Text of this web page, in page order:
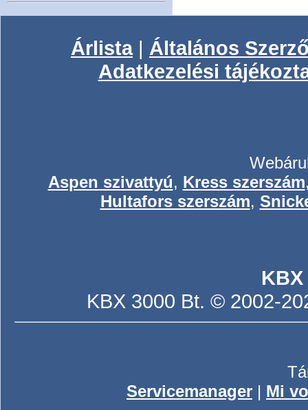
Árlista| Általános
Adatkezelési
Aspen szivattyú, Kress szerszám
Hultafors szerszám,
KBX 3000 Bt. © 2002-
Servicemanager | Mi